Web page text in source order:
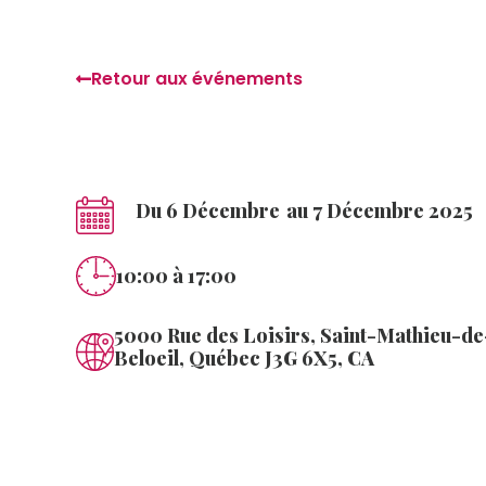
Retour aux événements
Du 6 Décembre au 7 Décembre 2025
10:00 à 17:00
5000 Rue des Loisirs, Saint-Mathieu-
Beloeil, Québec J3G 6X5, CA